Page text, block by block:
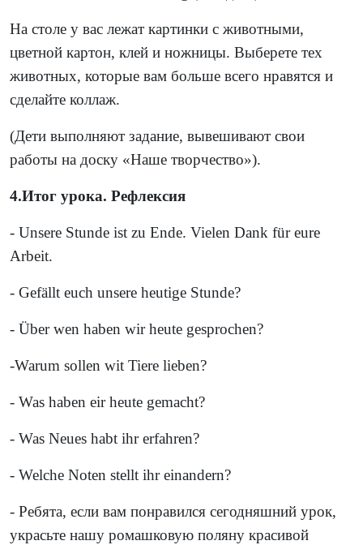
На столе у вас лежат картинки с животными,
цветной картон, клей и ножницы. Выберете тех
животных, которые вам больше всего нравятся и
сделайте коллаж.
(Дети выполняют задание, вывешивают свои
работы на доску «Наше творчество»).
4.Итог урока. Рефлексия
- Unsere Stunde ist zu Ende. Vielen Dank für eure
Arbeit.
- Gefällt euch unsere heutige Stunde?
- Über wen haben wir heute gesprochen?
-Warum sollen wit Tiere lieben?
- Was haben eir heute gemacht?
- Was Neues habt ihr erfahren?
- Welche Noten stellt ihr einandern?
- Ребята, если вам понравился сегодняшний урок,
украсьте нашу ромашковую поляну красивой